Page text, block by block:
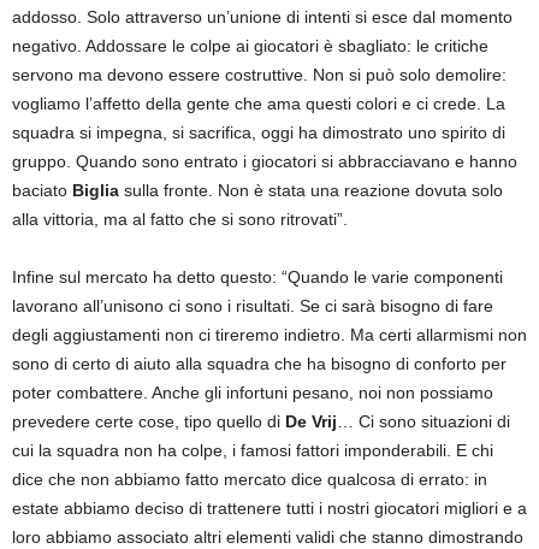
addosso. Solo attraverso un’unione di intenti si esce dal momento
negativo. Addossare le colpe ai giocatori è sbagliato: le critiche
servono ma devono essere costruttive. Non si può solo demolire:
vogliamo l’affetto della gente che ama questi colori e ci crede. La
squadra si impegna, si sacrifica, oggi ha dimostrato uno spirito di
gruppo. Quando sono entrato i giocatori si abbracciavano e hanno
baciato Biglia sulla fronte. Non è stata una reazione dovuta solo
alla vittoria, ma al fatto che si sono ritrovati”.
Infine sul mercato ha detto questo: “Quando le varie componenti
lavorano all’unisono ci sono i risultati. Se ci sarà bisogno di fare
degli aggiustamenti non ci tireremo indietro. Ma certi allarmismi non
sono di certo di aiuto alla squadra che ha bisogno di conforto per
poter combattere. Anche gli infortuni pesano, noi non possiamo
prevedere certe cose, tipo quello di De Vrij… Ci sono situazioni di
cui la squadra non ha colpe, i famosi fattori imponderabili. E chi
dice che non abbiamo fatto mercato dice qualcosa di errato: in
estate abbiamo deciso di trattenere tutti i nostri giocatori migliori e a
loro abbiamo associato altri elementi validi che stanno dimostrando